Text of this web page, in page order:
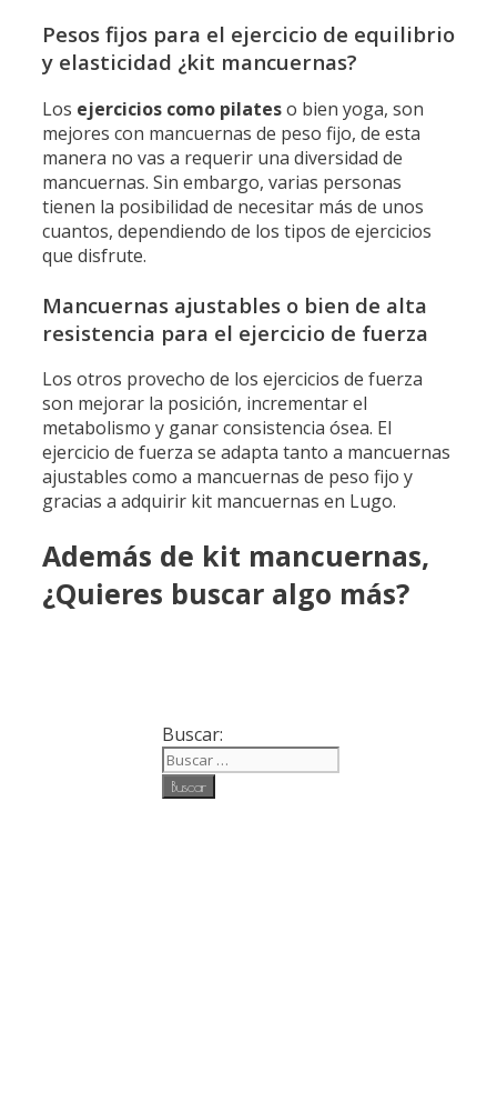
Pesos fijos para el ejercicio de equilibrio
y elasticidad ¿kit mancuernas?
Los ejercicios como pilateso bien yoga, son
mejores con mancuernas de peso fijo, de esta
manera no vas a requerir una diversidad de
mancuernas. Sin embargo, varias personas
tienen la posibilidad de necesitar más de unos
cuantos, dependiendo de los tipos de ejercicios
que disfrute.
Mancuernas ajustables o bien de alta
resistencia para el ejercicio de fuerza
Los otros provecho de los ejercicios de fuerza
son mejorar la posición, incrementar el
metabolismo y ganar consistencia ósea. El
ejercicio de fuerza se adapta tanto a mancuernas
ajustables como a mancuernas de peso fijo y
gracias a adquirir kit mancuernas en Lugo.
Además de kit mancuernas,
¿Quieres buscar algo más?
Buscar: